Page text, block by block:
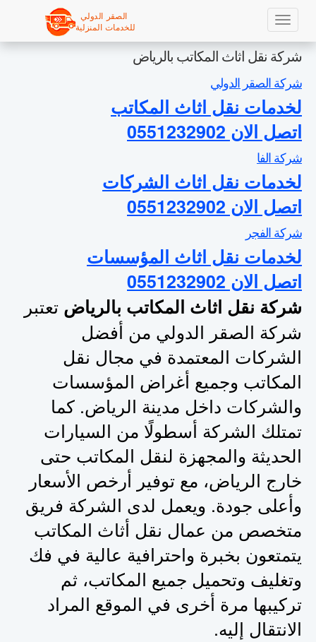
شركة نقل اثاث المكاتب بالرياض
شركة الصقر الدولي
لخدمات نقل اثاث المكاتب
اتصل الان 0551232902
شركة الفا
لخدمات نقل اثاث الشركات
اتصل الان 0551232902
شركة الفجر
لخدمات نقل اثاث المؤسسات
اتصل الان 0551232902
شركة نقل اثاث المكاتب بالرياضتعتبر
شركة الصقر الدولي من أفضل
الشركات المعتمدة في مجال نقل
المكاتب وجميع أغراض المؤسسات
والشركات داخل مدينة الرياض. كما
تمتلك الشركة أسطولًا من السيارات
الحديثة والمجهزة لنقل المكاتب حتى
خارج الرياض، مع توفير أرخص الأسعار
وأعلى جودة. ويعمل لدى الشركة فريق
متخصص من عمال نقل أثاث المكاتب
يتمتعون بخبرة واحترافية عالية في فك
وتغليف وتحميل جميع المكاتب، ثم
تركيبها مرة أخرى في الموقع المراد
الانتقال إليه.